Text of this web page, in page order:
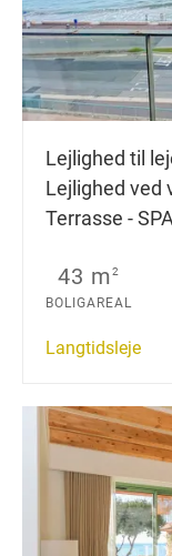
Lejlighed til
Lejlighed ved
Terrasse - SPA
43 m2
BOLIGAREAL
Langtidsleje